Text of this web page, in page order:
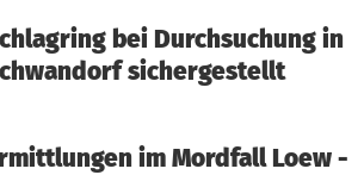
bei Durchsuchung in
sichergestellt
im Mordfall Loew -